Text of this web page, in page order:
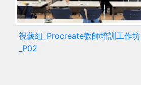
視藝組_Procreate教師培訓工作坊
_P02